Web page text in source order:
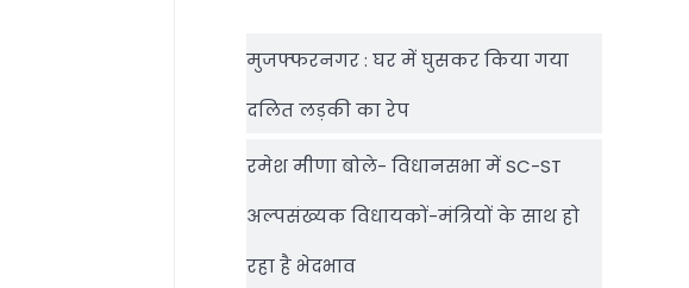
मुजफ्फरनगर : घर में घुसकर किया गया
दलित लड़की का रेप
रमेश मीणा बोले- विधानसभा में SC-ST
अल्पसंख्यक विधायकों-मंत्रियों के साथ हो
रहा है भेदभाव